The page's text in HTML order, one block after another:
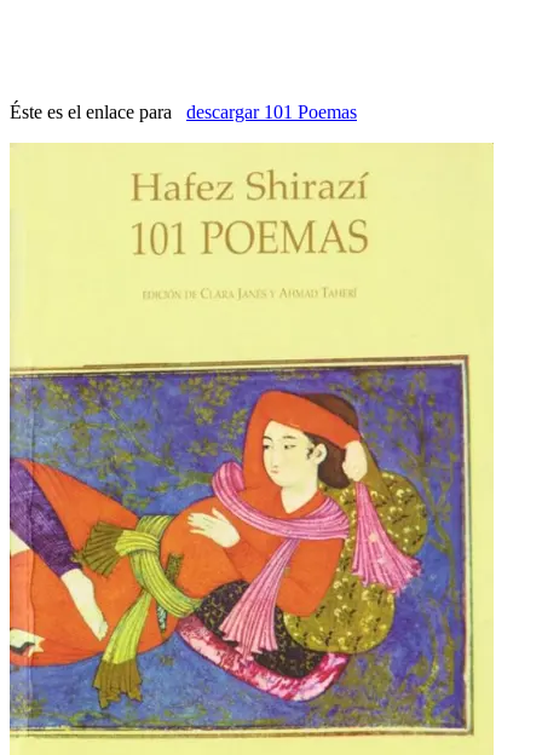
Éste es el enlace para descargar 101 Poemas